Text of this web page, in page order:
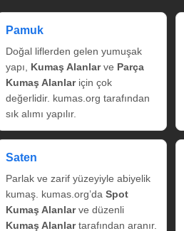
Pamuk
Doğal liflerden gelen yumuşak
yapı, Kumaş Alanlarve Parça
Kumaş Alanlariçin çok
değerlidir. kumas.org tarafından
sık alımı yapılır.
Saten
Parlak ve zarif yüzeyiyle abiyelik
kumaş. kumas.org’da Spot
Kumaş Alanlarve düzenli
Kumaş Alanlartarafından aranır.